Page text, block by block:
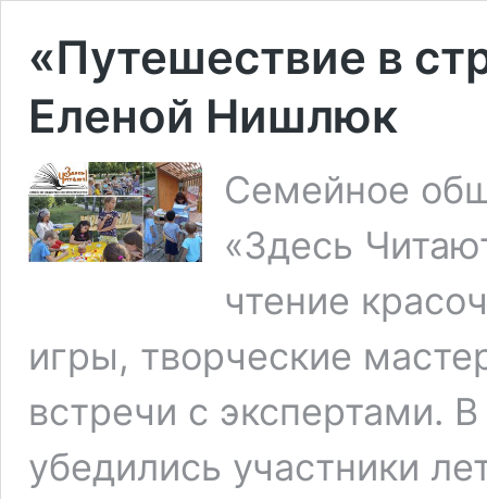
«Путешествие в
Еленой Нишлюк
Семейное
«Здесь
чтение
игры, творческие
встречи с экспертами.
убедились участники